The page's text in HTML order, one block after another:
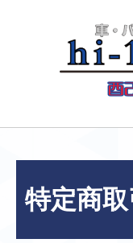
特定商